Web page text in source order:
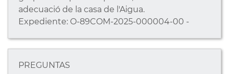
adecuació de la casa de l'Aigua.
Expediente: O-89COM-2025-000004-00 -
PREGUNTAS